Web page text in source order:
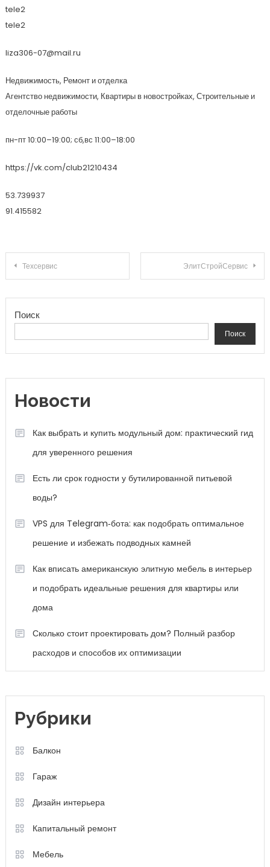
tele2
tele2
liza306-07@mail.ru
Недвижимость, Ремонт и отделка
Агентство недвижимости, Квартиры в новостройках, Строительные и
отделочные работы
пн-пт 10:00–19:00; сб,вс 11:00–18:00
https://vk.com/club21210434
53.739937
91.415582
Навигация по записям
Техсервис ЭлитСтройСервис
Поиск
Поиск
Новости
Как выбрать и купить модульный дом: практический гид
для уверенного решения
Есть ли срок годности у бутилированной питьевой
воды?
VPS для Telegram‑бота: как подобрать оптимальное
решение и избежать подводных камней
Как вписать американскую элитную мебель в интерьер
и подобрать идеальные решения для квартиры или
дома
Сколько стоит проектировать дом? Полный разбор
расходов и способов их оптимизации
Рубрики
Балкон
Гараж
Дизайн интерьера
Капитальный ремонт
Мебель